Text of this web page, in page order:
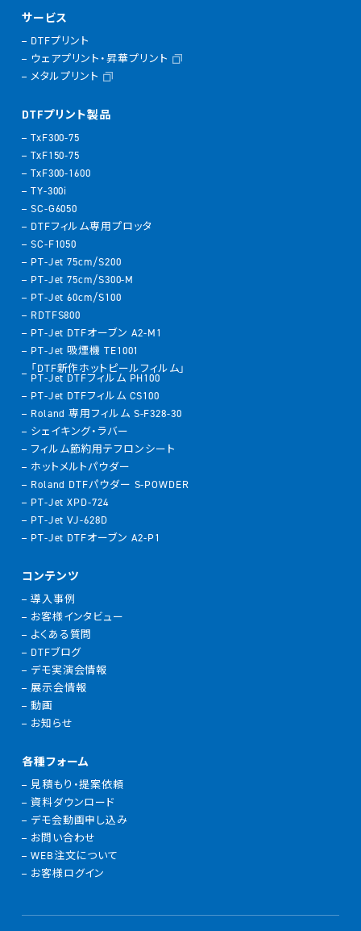
サービス
DTFプリント
ウェアプリント・昇華プリント
メタルプリント
DTFプリント製品
TxF300-75
TxF150-75
TxF300-1600
TY-300i
SC-G6050
DTFフィルム専用プロッタ
SC-F1050
PT-Jet 75cm/S200
PT-Jet 75cm/S300-M
PT-Jet 60cm/S100
RDTFS800
PT-Jet DTFオーブン A2-M1
PT-Jet 吸煙機 TE1001
「DTF新作ホットピールフィルム」
PT-Jet DTFフィルム PH100
PT-Jet DTFフィルム CS100
Roland 専用フィルム S-F328-30
シェイキング・ラバー
フィルム節約用テフロンシート
ホットメルトパウダー
Roland DTFパウダー S-POWDER
PT-Jet XPD-724
PT-Jet VJ-628D
PT-Jet DTFオーブン A2-P1
コンテンツ
導入事例
お客様インタビュー
よくある質問
DTFブログ
デモ実演会情報
展示会情報
動画
お知らせ
各種フォーム
見積もり・提案依頼
資料ダウンロード
デモ会動画申し込み
お問い合わせ
WEB注文について
お客様ログイン